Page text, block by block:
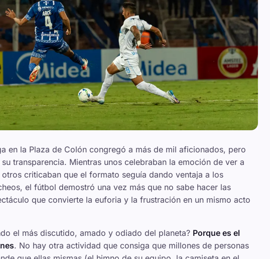
en la Plaza de Colón congregó a más de mil aficionados, pero
transparencia. Mientras unos celebraban la emoción de ver a
criticaban que el formato seguía dando ventaja a los
el fútbol demostró una vez más que no sabe hacer las
que convierte la euforia y la frustración en un mismo acto
el más discutido, amado y odiado del planeta? Porque es el
. No hay otra actividad que consiga que millones de personas